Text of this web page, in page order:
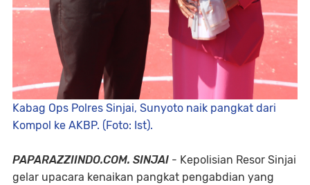
Kabag Ops Polres Sinjai, Sunyoto naik pangkat dari
Kompol ke AKBP. (Foto: Ist).
PAPARAZZIINDO.COM. SINJAI - Kepolisian Resor Sinjai
gelar upacara kenaikan pangkat pengabdian yang